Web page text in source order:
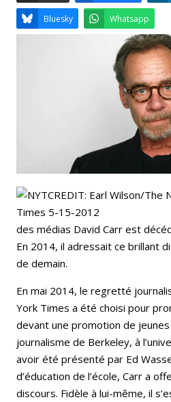
Facebook
des médias David Carr est
En 2014, il adressait ce brillant
de demain.
En mai 2014, le regretté
York Times a été choisi pour
devant une promotion de
journalisme de Berkeley, à
avoir été présenté par Ed
d’éducation de l’école, Carr a
discours. Fidèle à lui-même, il